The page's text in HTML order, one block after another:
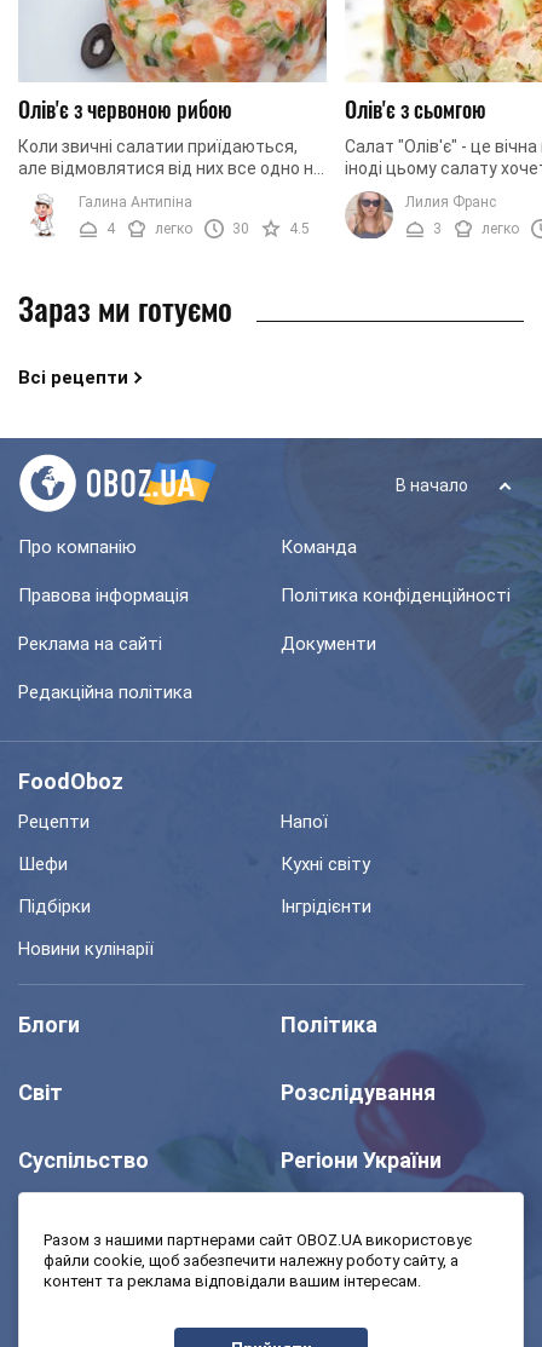
Олів'є з червоною рибою
Коли звичні салатии приїдаються,
але відмовлятися від них все одно не
хочеться, спробуйте урізноманітнити
їх склад різними інгредієнтами.
Наприклад, ...
Галина Антипіна
4
легко 30 4.5
Олів'є з сьомгою
Салат "Олів'є" - це
іноді цьому салату
нового смаку. Коли
бажання, відкривайте
Лилия Франс
3
легко
Зараз ми готуємо
Всі рецепти
В начало
Про компанію Команда
Правова інформація Політика конфіденційності
Реклама на сайті Документи
Редакційна політика
FoodOboz
Рецепти
Напої
Шефи
Кухні світу
Підбірки
Інгрідієнти
Новини кулінарії
Блоги Політика
Світ Розслідування
Суспільство Регіони України
Моя школа
Разом з нашими партнерами сайт OBOZ.UA використовує
файли cookie, щоб забезпечити належну роботу сайту, а
контент та реклама відповідали вашим інтересам.